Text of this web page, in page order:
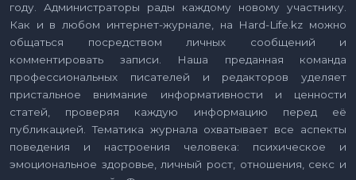
году. Администраторы рады каждому новому участнику.
Как и в любом интернет-журнале, на Hard-Life.kz можно
общаться посредством личных сообщений и
комментировать записи. Наша преданная команда
профессиональных писателей и редакторов уделяет
пристальное внимание информативности и ценности
статей, проверяя каждую информацию перед её
публикацией. Тематика журнала охватывает все аспекты
поведения и настроения человека: психическое и
эмоциональное здоровье, личный рост, отношения, секс и